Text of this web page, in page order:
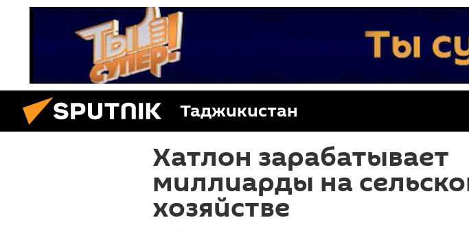
Таджикистан
Хатлон зарабатывает
миллиарды на
хозяйстве